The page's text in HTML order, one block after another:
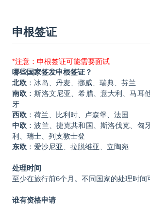
申根签证
*注意：申根签证可能需要面试
哪些国家签发申根签证？
北欧 ：冰岛、丹麦、挪威、瑞典、芬兰
南欧 ：斯洛文尼亚、希腊、意大利、马耳
牙
西欧 ：荷兰、比利时、卢森堡、法国
中欧 ：波兰、捷克共和国、斯洛伐克、匈
利、瑞士、列支敦士登
东欧 ：爱沙尼亚、拉脱维亚、立陶宛
处理时间
至少在旅行前6个月。不同国家的处理时间
谁有资格申请